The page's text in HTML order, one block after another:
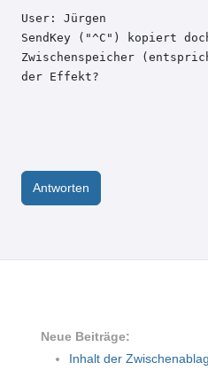
User: Jürgen
SendKey ("^C") kopiert
Zwischenspeicher
der Effekt?
Antworten
Neue Beiträge:
Inhalt der